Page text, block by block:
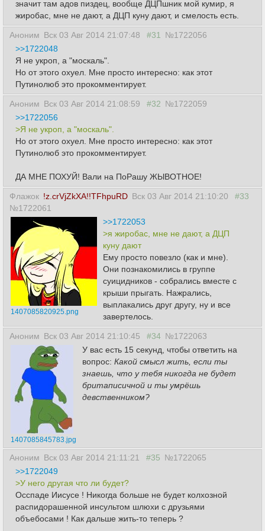
значит там адов пиздец, вообще ДЦПшник мой кумир, я
жиробас, мне не дают, а ДЦП куну дают, и смелость есть.
Аноним Вск 03 Авг 2014 21:07:48 #31
№1722056
>>1722048
Я не укроп, а "москаль".
Но от этого охуел. Мне просто интересно: как этот
Путинолюб это прокомментирует.
Аноним Вск 03 Авг 2014 21:08:59 #32 №1722059
>>1722056
>Я не укроп, а "москаль".
Но от этого охуел. Мне просто интересно: как этот
Путинолюб это прокомментирует.
ДА МНЕ ПОХУЙ! Вали на ПоРашу ЖЫВОТНОЕ!
Флажок !z.crVjZkXA!!TFhpuRD Вск 03 Авг 2014 21:10:20
#33
№1722061
1407085820925.png
>>1722053
>я жиробас, мне не дают, а ДЦП
куну дают
Ему просто повезло (как и мне).
Они познакомились в группе
суицидников - собрались вместе с
крыши прыгать. Нажрались,
выплакались друг другу, ну и все
завертелось.
Аноним Вск 03 Авг 2014 21:10:45 #34 №1722063
1407085845783.jpg
У вас есть 15 секунд, чтобы ответить на
вопрос: Какой смысл жить, если ты
знаешь, что у тебя никогда не будет
бpитaписичной и ты умрёшь
девственником?
Аноним Вск 03 Авг 2014 21:11:21 #35 №1722065
>>1722049
>У него другая что ли будет?
Осспаде Иисусе ! Никогда больше не будет колхозной
распидорашенной инсультом шлюхи с друзьями
объебосами ! Как дальше жить-то теперь ?